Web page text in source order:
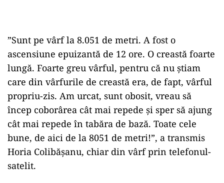
”Sunt pe vârf la 8.051 de metri. A fost o
ascensiune epuizantă de 12 ore. O creastă foarte
lungă. Foarte greu vârful, pentru că nu ştiam
care din vârfurile de creastă era, de fapt, vârful
propriu-zis. Am urcat, sunt obosit, vreau să
încep coborârea cât mai repede şi sper să ajung
cât mai repede în tabăra de bază. Toate cele
bune, de aici de la 8051 de metri!”, a transmis
Horia Colibăşanu, chiar din vârf prin telefonul-
satelit.